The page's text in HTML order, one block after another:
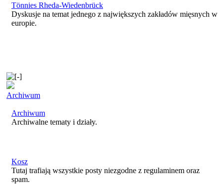
Tönnies Rheda-Wiedenbrück
Dyskusje na temat jednego z największych zakładów mięsnych w
europie.
Archiwum
Archiwum
Archiwalne tematy i działy.
Kosz
Tutaj trafiają wszystkie posty niezgodne z regulaminem oraz
spam.